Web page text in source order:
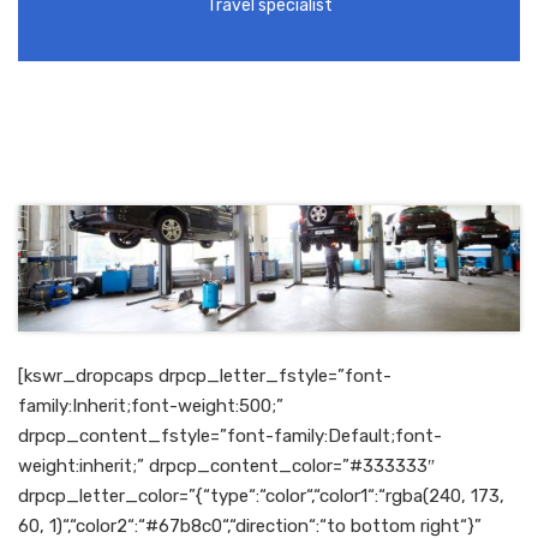
Travel specialist
[kswr_dropcaps drpcp_letter_fstyle=”font-
family:Inherit;font-weight:500;”
drpcp_content_fstyle=”font-family:Default;font-
weight:inherit;” drpcp_content_color=”#333333″
drpcp_letter_color=”{“type“:“color“,“color1“:“rgba(240, 173,
60, 1)“,“color2“:“#67b8c0“,“direction“:“to bottom right“}”